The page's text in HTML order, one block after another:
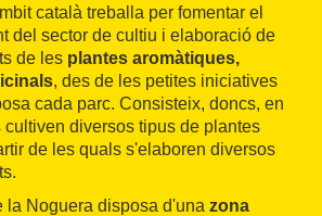
català treballa per fomentar el
del sector de cultiu i elaboració de
de les plantes aromàtiques,
, des de les petites iniciatives
cada parc. Consisteix, doncs, en
cultiven diversos tipus de plantes
de les quals s'elaboren diversos
la Noguera disposa d'una zona